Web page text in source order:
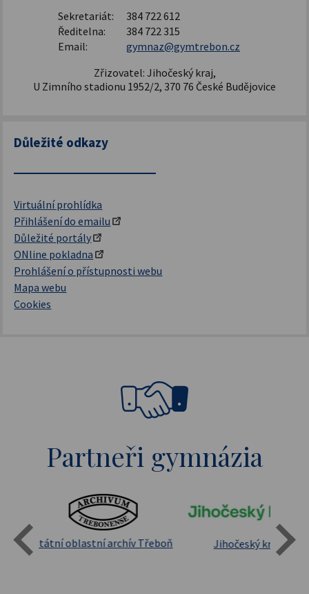
Sekretariát:
384 722 612
Ředitelna:
384 722 315
Email:
gymnaz@gymtrebon.cz
Zřizovatel: Jihočeský kraj,
U Zimního stadionu 1952/2, 370 76 České Budějovice
Důležité odkazy
Virtuální prohlídka
Přihlášení do emailu
Důležité portály
ONline pokladna
Prohlášení o přístupnosti webu
Mapa webu
Cookies
Partneři gymnázia
Státní oblastní archív Třeboň Jihočeský kraj